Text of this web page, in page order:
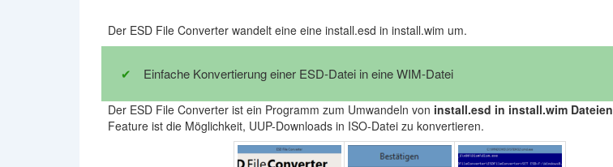
Der ESD File Converter wandelt eine eine install.esd in install.wim um.
Einfache Konvertierung einer ESD-Datei in eine WIM-Datei
Der ESD File Converter ist ein Programm zum Umwandeln von install.esd in install.wim Dateien
Feature ist die Möglichkeit, UUP-Downloads in ISO-Datei zu konvertieren.